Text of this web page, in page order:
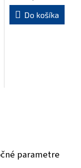
Do košíka
parametre